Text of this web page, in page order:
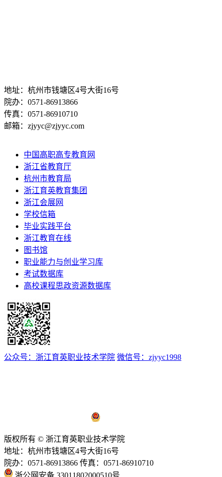
地址：杭州市钱塘区4号大街16号
院办：0571-86913866
传真：0571-86910710
邮箱：zjyyc@zjyyc.com
中国高职高专教育网
浙江省教育厅
杭州市教育局
浙江育英教育集团
浙江会展网
学校信箱
毕业实践平台
浙江教育在线
图书馆
职业能力与创业学习库
考试数据库
高校课程思政资源数据库
公众号：浙江育英职业技术学院 微信号：zjyyc1998
版权所有 © 浙江育英职业技术学院
地址：杭州市钱塘区4号大街16号
院办：0571-86913866 传真：0571-86910710
浙公网安备 33011802000510号